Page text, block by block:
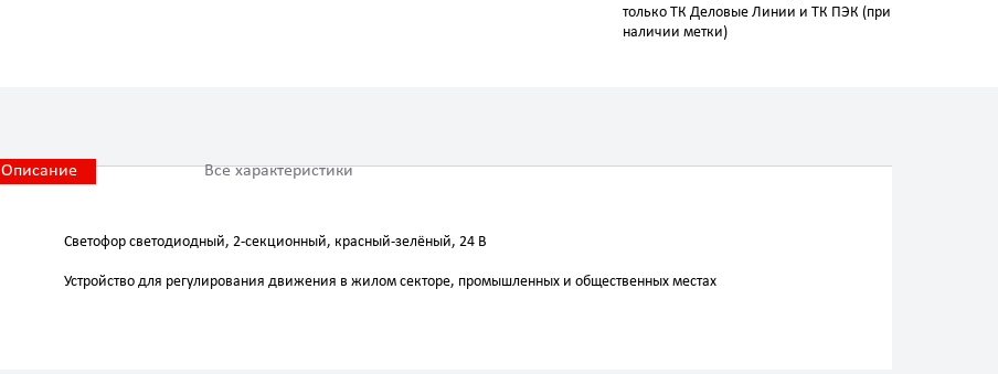
только ТК Деловые Линии и ТК ПЭК (при
наличии метки)
Описание Все характеристики
Светофор светодиодный, 2-секционный, красный-зелёный, 24 В
Устройство для регулирования движения в жилом секторе, промышленных и общественных местах